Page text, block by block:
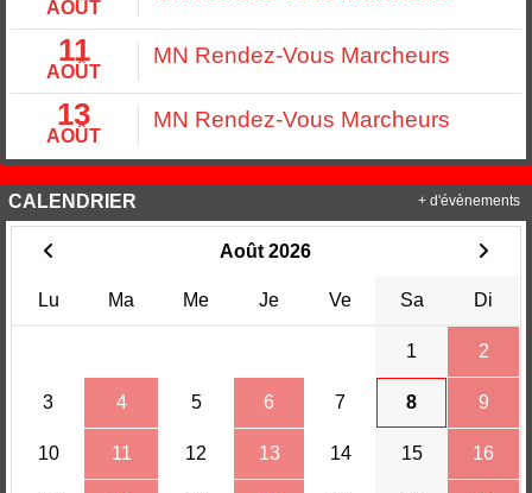
AOÛT
11
AOÛT
MN Rendez-Vous Marcheurs
13
AOÛT
MN Rendez-Vous Marcheurs
CALENDRIER
Août 2026
Lu Ma Me Je Ve Sa Di
1 2
3 4 5 6 7 8 9
10 11 12 13 14 15 16
+ d'évènements